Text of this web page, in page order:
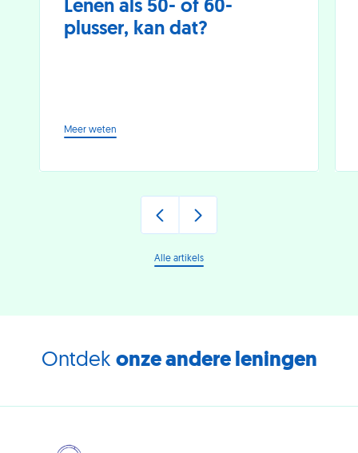
Lenen als 50- of 60-
plusser, kan dat?
Meer weten
50-
Alle artikels
Ontdek onze andere leningen